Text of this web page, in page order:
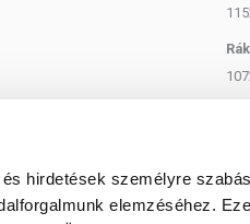
hirdetések személyre
elemzéséhez.
a D-vitamin elősegíti a kalcium és
típusú véralvadásgátlót szedő
termék, biztonságos és